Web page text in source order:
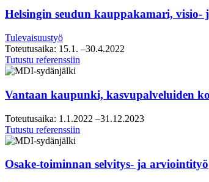
Helsingin seudun kauppakamari, visio-
Tulevaisuustyö
Toteutusaika: 15.1. –30.4.2022
Tutustu referenssiin
visio-
ja
tiekarttatyö
Vantaan kaupunki, kasvupalveluiden
Toteutusaika: 1.1.2022 –31.12.2023
Tutustu referenssiin
konsultointipalveluiden
puitesopimus
Osake-toiminnan selvitys- ja arviointityö